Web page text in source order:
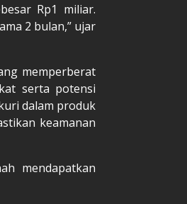
Rp1 miliar.
2 bulan,” ujar
memperberat
serta potensi
dalam produk
keamanan
mendapatkan